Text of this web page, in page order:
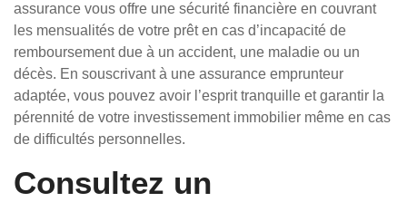
assurance vous offre une sécurité financière en couvrant
les mensualités de votre prêt en cas d’incapacité de
remboursement due à un accident, une maladie ou un
décès. En souscrivant à une assurance emprunteur
adaptée, vous pouvez avoir l’esprit tranquille et garantir la
pérennité de votre investissement immobilier même en cas
de difficultés personnelles.
Consultez un